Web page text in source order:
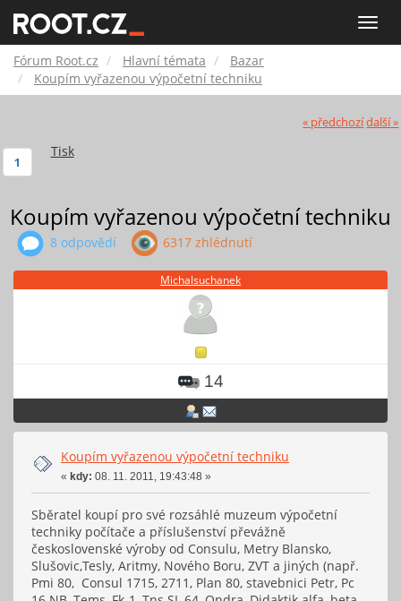
Toggle
Root.cz
Fórum Root.cz Hlavní témata
Bazar
Koupím vyřazenou výpočetní techniku
« předchozídalší »
Tisk
1
Koupím vyřazenou výpočetní techniku
8 odpovědí 6317 zhlédnutí
Michalsuchanek
14
Koupím vyřazenou výpočetní techniku
« kdy: 08. 11. 2011, 19:43:48 »
Sběratel koupí pro své rozsáhlé muzeum výpočetní
techniky počítače a příslušenství převážně
československé výroby od Consulu, Metry Blansko,
Slušovic,Tesly, Aritmy, Nového Boru, ZVT a jiných (např.
Pmi 80, Consul 1715, 2711, Plan 80, stavebnici Petr, Pc